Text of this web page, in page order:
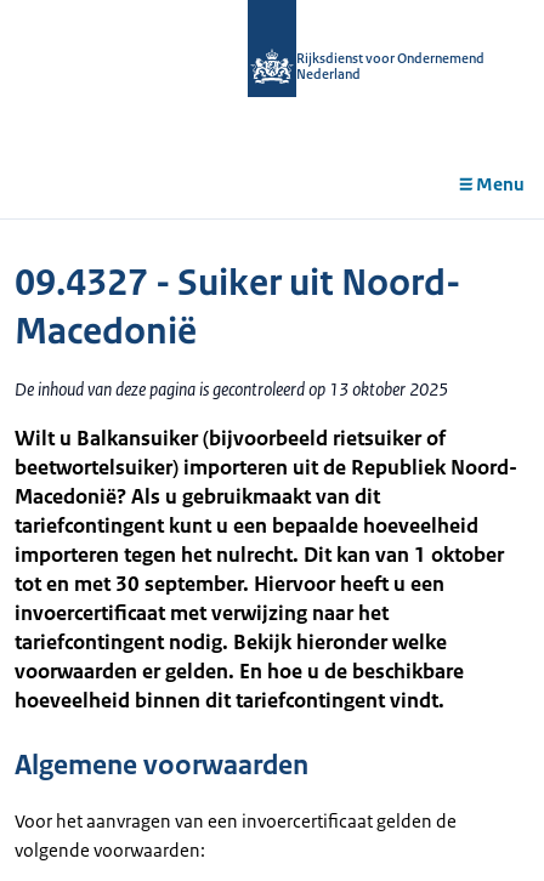
Rijksdienst voor Ondernemend
Nederland
Menu
09.4327 - Suiker uit Noord-
Macedonië
De inhoud van deze pagina is gecontroleerd op 13 oktober 2025
Wilt u Balkansuiker (bijvoorbeeld rietsuiker of
beetwortelsuiker) importeren uit de Republiek Noord-
Macedonië? Als u gebruikmaakt van dit
tariefcontingent kunt u een bepaalde hoeveelheid
importeren tegen het nulrecht. Dit kan van 1 oktober
tot en met 30 september. Hiervoor heeft u een
invoercertificaat met verwijzing naar het
tariefcontingent nodig. Bekijk hieronder welke
voorwaarden er gelden. En hoe u de beschikbare
hoeveelheid binnen dit tariefcontingent vindt.
Algemene voorwaarden
Voor het aanvragen van een invoercertificaat gelden de
volgende voorwaarden: